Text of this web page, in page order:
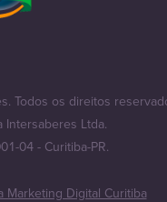
Todos os direitos
Intersaberes Ltda.
04 - Curitiba-PR.
Marketing Digital Curitiba